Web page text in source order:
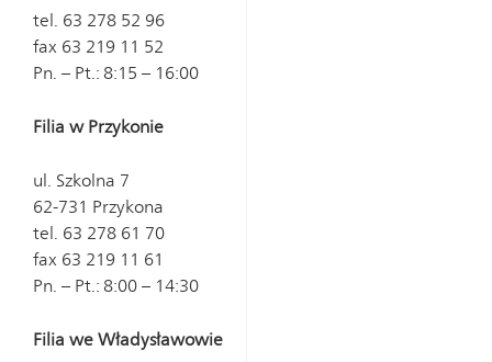
tel. 63 278 52 96
fax 63 219 11 52
Pn. – Pt.: 8:15 – 16:00
Filia w Przykonie
ul. Szkolna 7
62-731 Przykona
tel. 63 278 61 70
fax 63 219 11 61
Pn. – Pt.: 8:00 – 14:30
Filia we Władysławowie